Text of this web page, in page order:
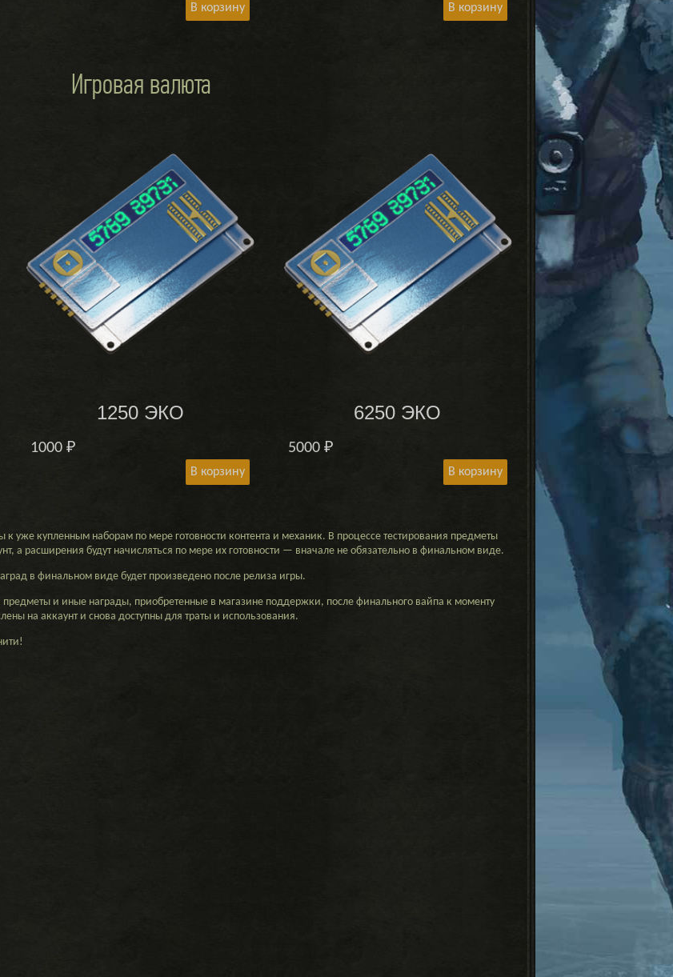
В корзину В корзину
Игровая валюта
1250 ЭКО
1000₽
В корзину
6250 ЭКО
5000 ₽
В корзину
уже купленным наборам по мере готовности контента и механик. В процессе тестирования предметы
а расширения будут начисляться по мере их готовности — вначале не обязательно в финальном виде.
в финальном виде будет произведено после релиза игры.
предметы и иные награды, приобретенные в магазине поддержки, после финального вайпа к моменту
на аккаунт и снова доступны для траты и использования.